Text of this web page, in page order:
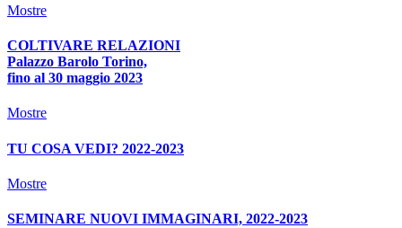
Mostre
COLTIVARE RELAZIONI
Palazzo Barolo Torino,
fino al 30 maggio 2023
Mostre
TU COSA VEDI? 2022-2023
Mostre
SEMINARE NUOVI IMMAGINARI, 2022-2023